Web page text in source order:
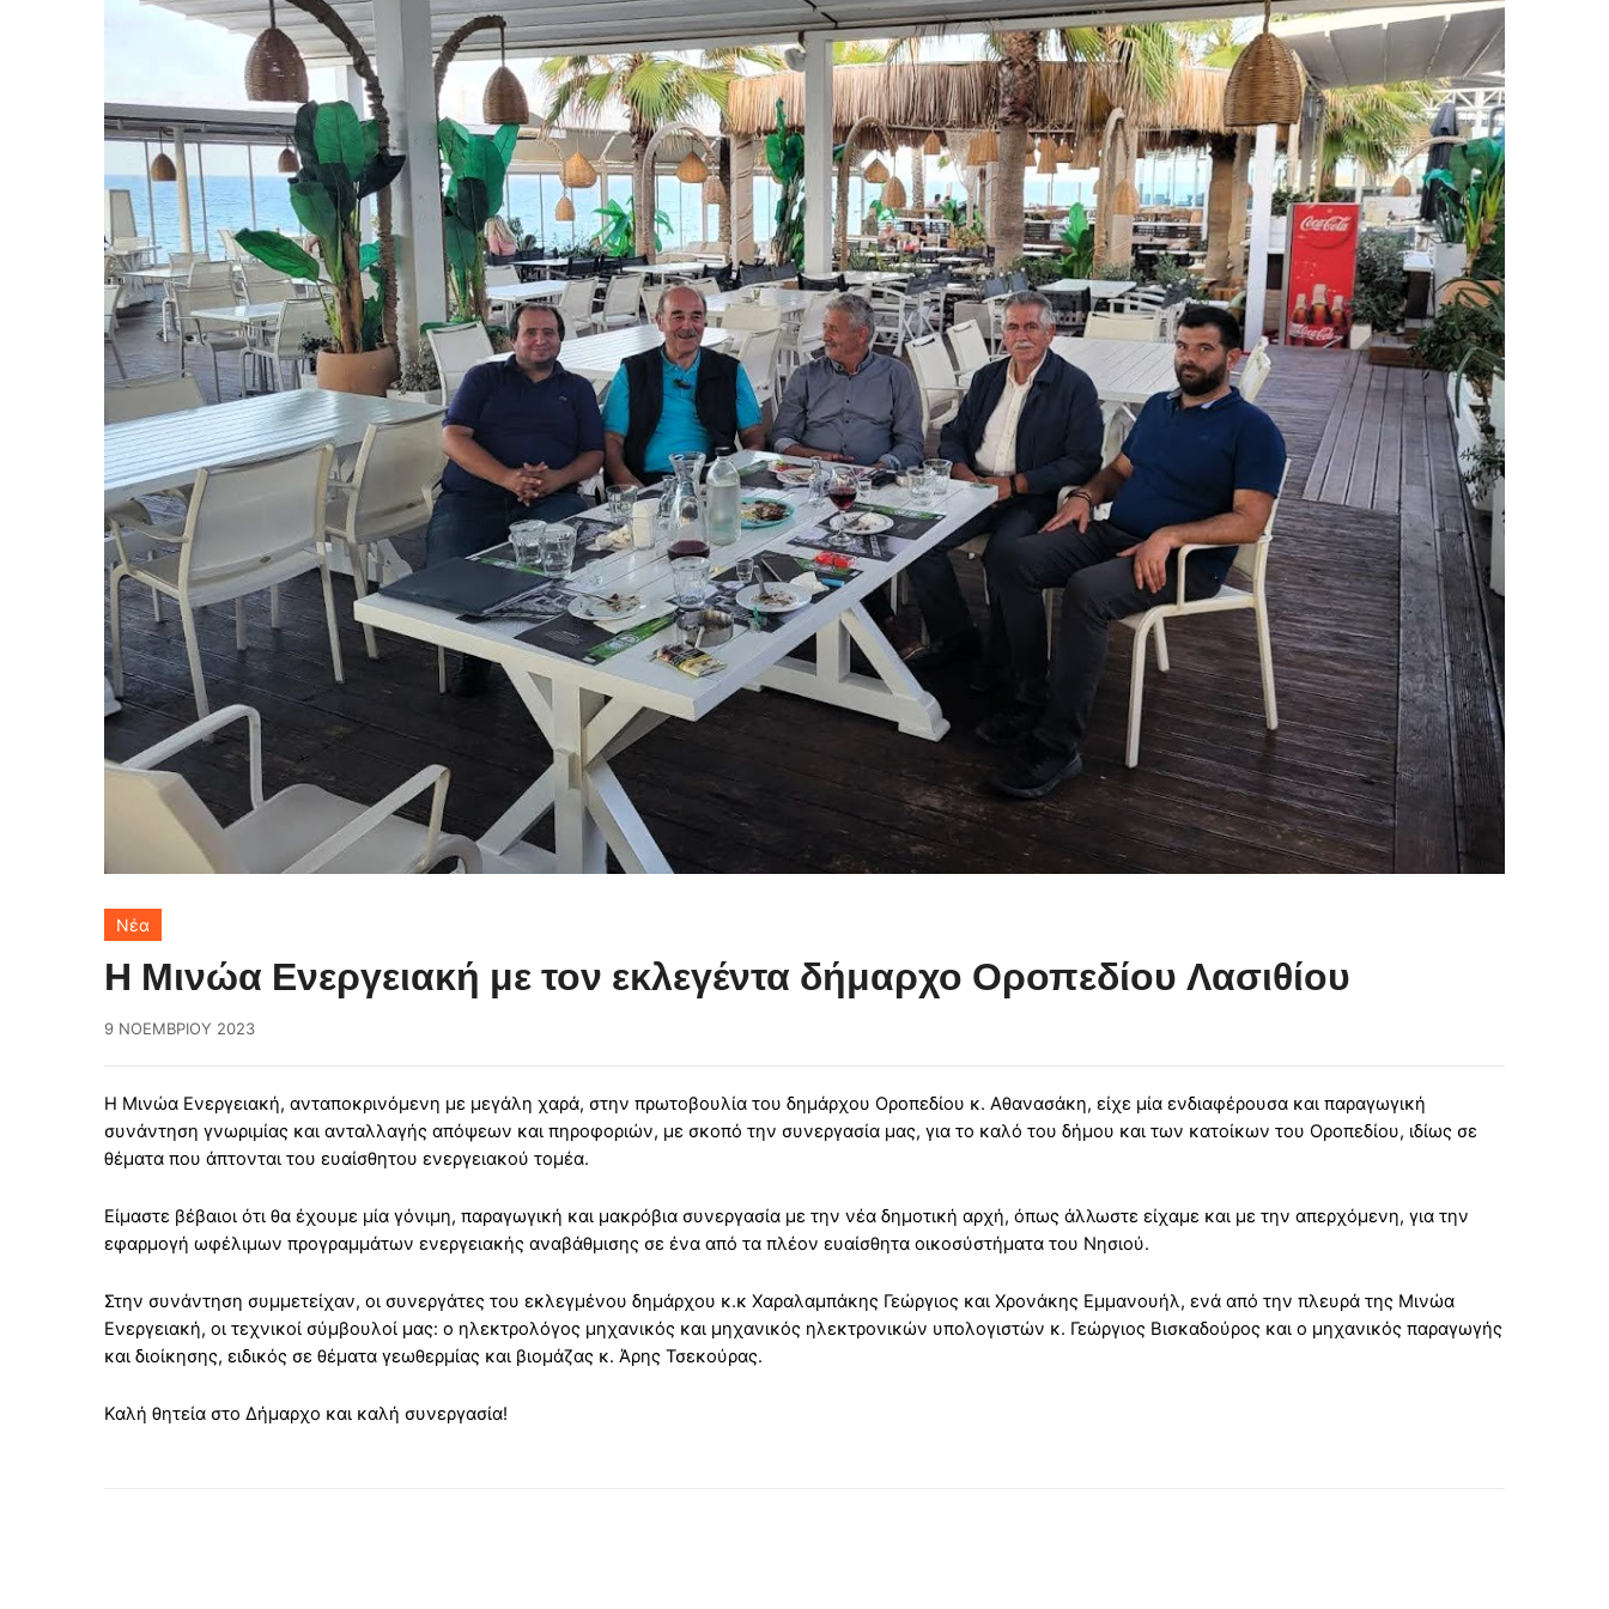
Νέα
Η Μινώα Ενεργειακή με τον εκλεγέντα δήμαρχο Οροπεδίου Λασιθίου
9 ΝΟΕΜΒΡΊΟΥ 2023
Η Μινώα Ενεργειακή, ανταποκρινόμενη με μεγάλη χαρά, στην πρωτοβουλία του δημάρχου Οροπεδίου κ. Αθανασάκη, είχε μία ενδιαφέρουσα και παραγωγική
συνάντηση γνωριμίας και ανταλλαγής απόψεων και πηροφοριών, με σκοπό την συνεργασία μας, για το καλό του δήμου και των κατοίκων του Οροπεδίου, ιδίως σε
θέματα που άπτονται του ευαίσθητου ενεργειακού τομέα.
Είμαστε βέβαιοι ότι θα έχουμε μία γόνιμη, παραγωγική και μακρόβια συνεργασία με την νέα δημοτική αρχή, όπως άλλωστε είχαμε και με την απερχόμενη, για την
εφαρμογή ωφέλιμων προγραμμάτων ενεργειακής αναβάθμισης σε ένα από τα πλέον ευαίσθητα οικοσύστήματα του Νησιού.
Στην συνάντηση συμμετείχαν, οι συνεργάτες του εκλεγμένου δημάρχου κ.κ Χαραλαμπάκης Γεώργιος και Χρονάκης Εμμανουήλ, ενά από την πλευρά της Μινώα
Ενεργειακή, οι τεχνικοί σύμβουλοί μας: ο ηλεκτρολόγος μηχανικός και μηχανικός ηλεκτρονικών υπολογιστών κ. Γεώργιος Βισκαδούρος και ο μηχανικός παραγωγής
και διοίκησης, ειδικός σε θέματα γεωθερμίας και βιομάζας κ. Άρης Τσεκούρας.
Καλή θητεία στο Δήμαρχο και καλή συνεργασία!